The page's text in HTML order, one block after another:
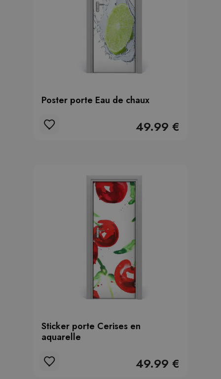
Poster porte Eau de chaux
49.99 €
Sticker porte Cerises en
aquarelle
49.99 €